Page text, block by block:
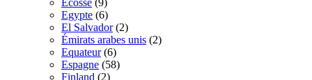
Ecosse (9)
Egypte (6)
El Salvador (2)
Émirats arabes unis (2)
Equateur (6)
Espagne (58)
Finland (2)